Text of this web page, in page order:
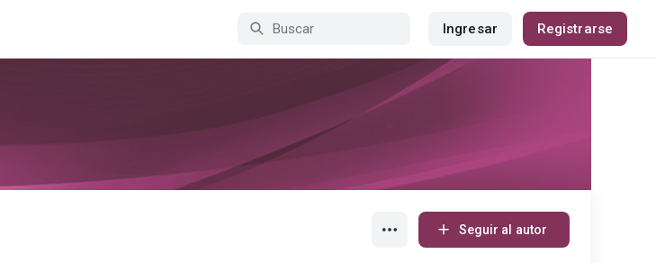
Ingresar Registrarse
Seguir al autor